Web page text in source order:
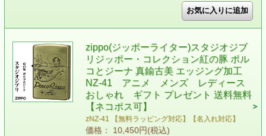
zippo(ジッポーライター)スタジオジブ
リジッポー・コレクション紅の豚 ポル
コとジーナ 真鍮古美 エッジング加工
NZ-41 アニメ メンズ レディース
おしゃれ ギフト プレゼント 送料無料
【ネコポス可】
zNZ-41 【無料ラッピング対応】【名入れ対応】
価格： 10,450円(税込)